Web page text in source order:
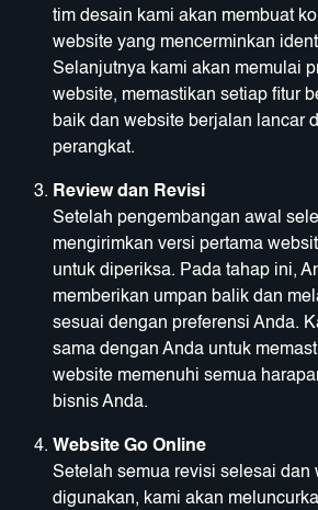
tim desain kami akan membuat
website yang mencerminkan
Selanjutnya kami akan memulai
website, memastikan setiap fitur
baik dan website berjalan lancar
perangkat.
Review dan Revisi
Setelah pengembangan awal
mengirimkan versi pertama
untuk diperiksa. Pada tahap ini,
memberikan umpan balik dan
sesuai dengan preferensi Anda.
sama dengan Anda untuk
website memenuhi semua
bisnis Anda.
Website Go Online
Setelah semua revisi selesai dan
digunakan, kami akan